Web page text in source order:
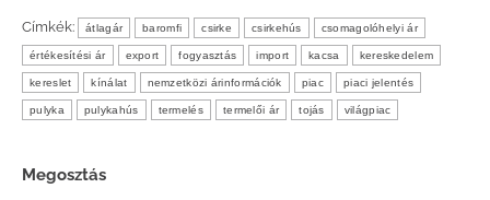
Címkék: átlagár baromfi csirke csirkehús csomagolóhelyi ár
értékesítési ár export fogyasztás import kacsa kereskedelem
kereslet kínálat nemzetközi árinformációk piac piaci jelentés
pulyka pulykahús termelés termelői ár tojás világpiac
Megosztás